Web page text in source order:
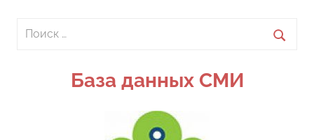
Поиск
База данных СМИ